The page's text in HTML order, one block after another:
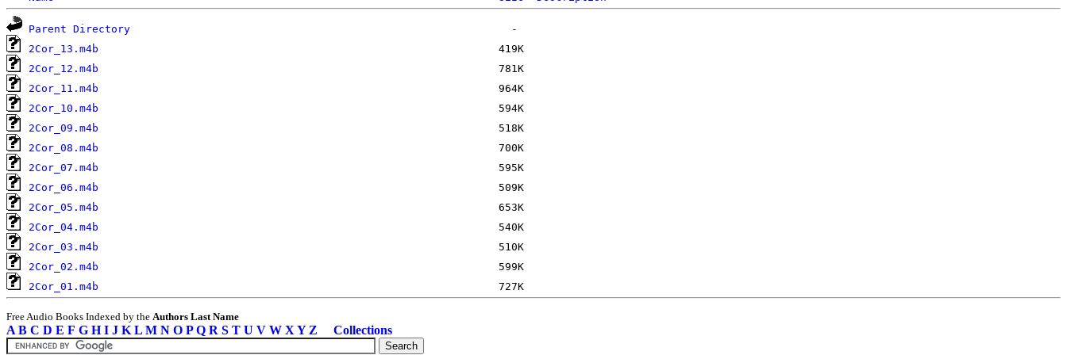
Parent Directory
2Cor_13.m4b
2Cor_12.m4b
2Cor_11.m4b
2Cor_10.m4b
2Cor_09.m4b
2Cor_08.m4b
2Cor_07.m4b
2Cor_06.m4b
2Cor_05.m4b
2Cor_04.m4b
2Cor_03.m4b
2Cor_02.m4b
2Cor_01.m4b
Free Audio Books Indexed by the Authors Last Name
A B C D E F G H I J K L M N O P Q R S T U V W X Y Z Collections